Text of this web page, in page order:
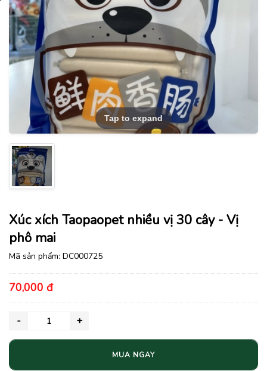
Tap to expand
Xúc xích Taopaopet nhiều vị 30 cây - Vị
phô mai
Mã sản phẩm: DC000725
70,000 đ
MUA NGAY